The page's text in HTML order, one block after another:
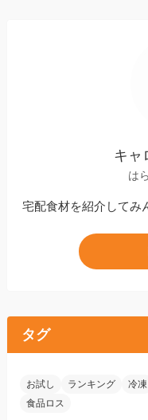
キャ
は
宅配食材を紹介してみ
タグ
お試し ランキング 冷凍
食品ロス